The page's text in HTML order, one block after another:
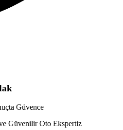
Güvence
Güvenilir Oto Ekspertiz